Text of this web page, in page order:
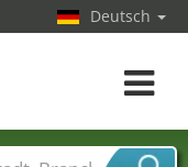
Deutsch
Toggle